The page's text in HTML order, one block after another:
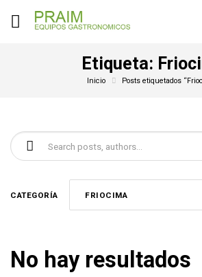
Etiqueta:
Inicio Posts etiquetados
Buscar:
CATEGORÍA FRIOCIMA
No hay resultados